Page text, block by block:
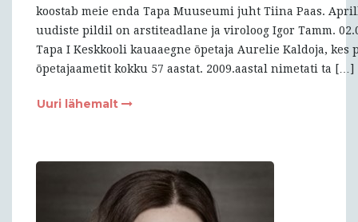
koostab meie enda Tapa Muuseumi juht Tiina Paas.
uudiste pildil on arstiteadlane ja viroloog Igor Tamm.
Tapa I Keskkooli kauaaegne õpetaja Aurelie Kaldoja, kes
õpetajaametit kokku 57 aastat. 2009.aastal nimetati ta […]
Uuri lähemalt